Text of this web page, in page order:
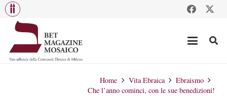
Home Vita Ebraica
Ebraismo
Che l’anno cominci, con le sue benedizioni!